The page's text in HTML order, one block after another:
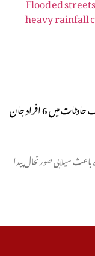
چلاس میں موسلادھار بارشوں نے تباہی مچا دی، مختلف حادثات میں 6 افراد جان
سیلابی صورتحال پیدا